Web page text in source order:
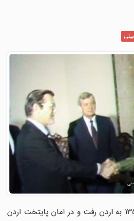
برژینسکی در تابستان 1359 به اردن رفت و در امان پایتخت اردن